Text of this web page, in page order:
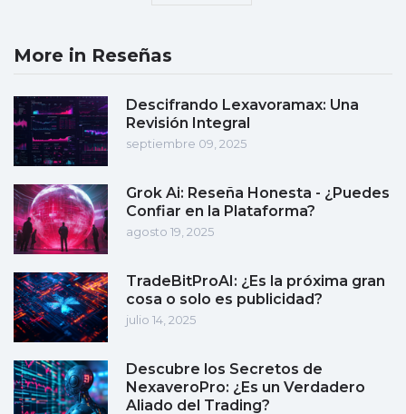
More in Reseñas
Descifrando Lexavoramax: Una
Revisión Integral
septiembre 09, 2025
Grok Ai: Reseña Honesta - ¿Puedes
Confiar en la Plataforma?
agosto 19, 2025
TradeBitProAI: ¿Es la próxima gran
cosa o solo es publicidad?
julio 14, 2025
Descubre los Secretos de
NexaveroPro: ¿Es un Verdadero
Aliado del Trading?